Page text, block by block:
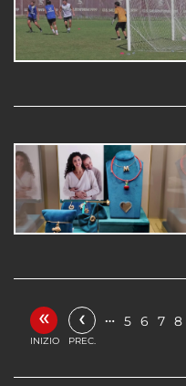
«
INIZIO
‹
PREC.
… 5 6 7 8